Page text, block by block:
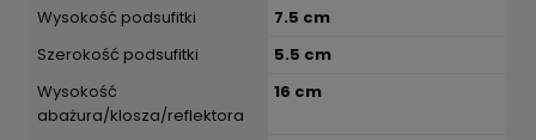
Wysokość podsufitki
7.5 cm
Szerokość podsufitki
5.5 cm
Wysokość
abażura/klosza/reflektora
16 cm